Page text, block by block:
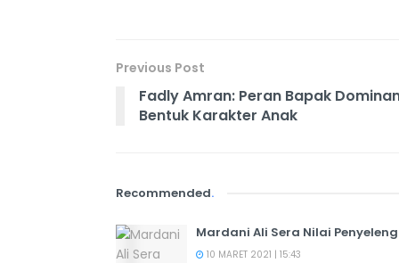
Previous Post
Fadly Amran: Peran Bapak
Bentuk Karakter Anak
Recommended.
Mardani Ali Sera Nilai
10 MARET 2021 | 15:43